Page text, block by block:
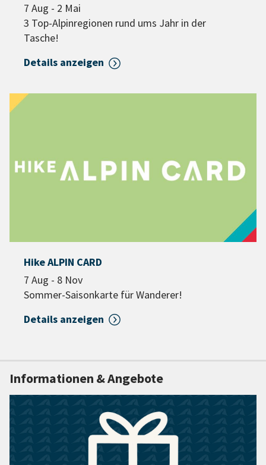
7 Aug - 2 Mai
3 Top-Alpinregionen rund ums Jahr in der
Tasche!
Details anzeigen
Hike ALPIN CARD
7 Aug - 8 Nov
Sommer-Saisonkarte für Wanderer!
Details anzeigen
Informationen & Angebote